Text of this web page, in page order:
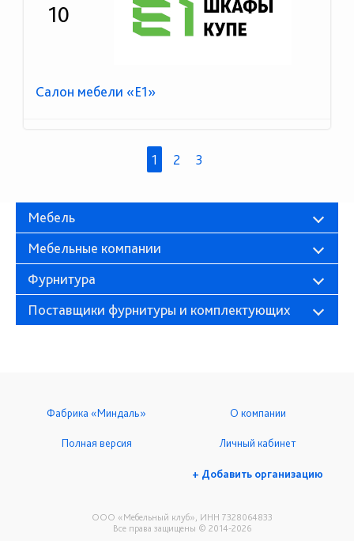
10
Салон мебели «Е1»
1 2 3
Мебель
Мебельные компании
Фурнитура
Поставщики фурнитуры и комплектующих
ООО «Мебельный клуб», ИНН 7328064833
Все права защищены © 2014-2026
Фабрика «Миндаль» О компании
Полная версия Личный кабинет
+ Добавить организацию